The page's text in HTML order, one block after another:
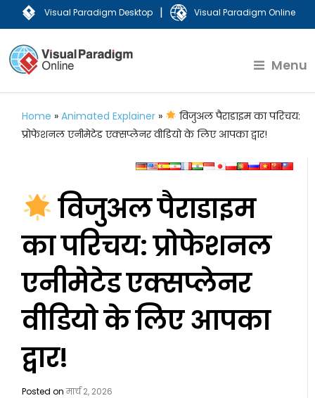
Visual Paradigm Desktop | Visual Paradigm Online
Menu
Home »Animated Explainer »
विजुअल पैराडाइम का परिचय:
प्रोफेशनल एनीमेटेड एक्सप्लेनर वीडियो के लिए आपका द्वार!
विजुअल पैराडाइम
का परिचय: प्रोफेशनल
एनीमेटेड एक्सप्लेनर
वीडियो के लिए आपका
द्वार!
Posted onमार्च 2, 2026